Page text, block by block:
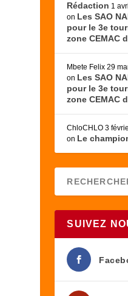
Rédaction 1
on Les SAO
pour le 3e
zone CEMAC
Mbete Felix 29
on Les SAO
pour le 3e
zone CEMAC
ChloCHLO 3
on Le
SUIVEZ